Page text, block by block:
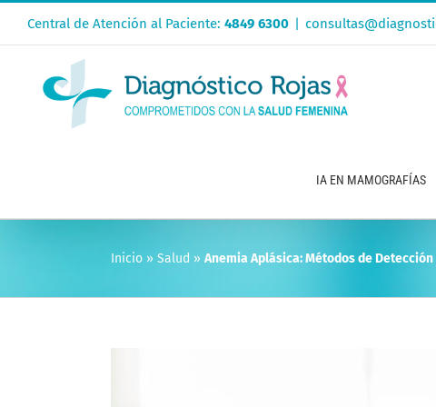
Central de Atención al Paciente: 4849 6300 |
IA EN MAMOGRAFÍAS
Inicio » Salud » Anemia Aplásica: Métodos de